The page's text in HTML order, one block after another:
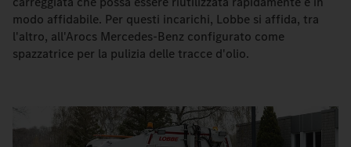
modo affidabile. Per questi incarichi, Lobbe si affida, tra
l'altro, all'Arocs Mercedes-Benz configurato come
spazzatrice per la pulizia delle tracce d'olio.